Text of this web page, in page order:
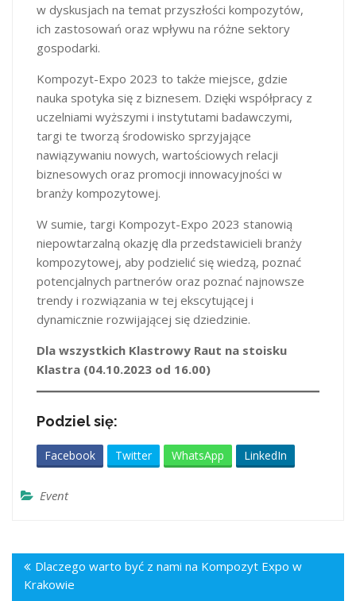
w dyskusjach na temat przyszłości kompozytów,
ich zastosowań oraz wpływu na różne sektory
gospodarki.
Kompozyt-Expo 2023 to także miejsce, gdzie
nauka spotyka się z biznesem. Dzięki współpracy z
uczelniami wyższymi i instytutami badawczymi,
targi te tworzą środowisko sprzyjające
nawiązywaniu nowych, wartościowych relacji
biznesowych oraz promocji innowacyjności w
branży kompozytowej.
W sumie, targi Kompozyt-Expo 2023 stanowią
niepowtarzalną okazję dla przedstawicieli branży
kompozytowej, aby podzielić się wiedzą, poznać
potencjalnych partnerów oraz poznać najnowsze
trendy i rozwiązania w tej ekscytującej i
dynamicznie rozwijającej się dziedzinie.
Dla wszystkich Klastrowy Raut na stoisku
Klastra (04.10.2023 od 16.00)
Podziel się:
Facebook Twitter WhatsApp LinkedIn
Event
Dlaczego warto być z nami na Kompozyt Expo w
Krakowie